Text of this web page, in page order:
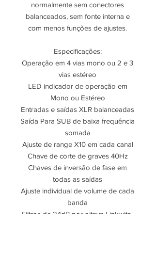
normalmente sem conectores
balanceados, sem fonte interna e
com menos funções de ajustes.
Especificações:
Operação em 4 vias mono ou 2 e 3
vias estéreo
LED indicador de operação em
Mono ou Estéreo
Entradas e saídas XLR balanceadas
Saída Para SUB de baixa frequência
somada
Ajuste de range X10 em cada canal
Chave de corte de graves 40Hz
Chaves de inversão de fase em
todas as saídas
Ajuste individual de volume de cada
banda
Filtros de 24dB por oitava Linkwitz-